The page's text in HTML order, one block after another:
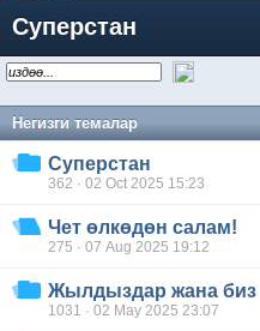
Суперстан
Негизги темалар
Суперстан
362 · 02 Oct 2025 15:23
Чет өлкөдөн салам!
275 · 07 Aug 2025 19:12
Жылдыздар жана биз
1031 · 02 May 2025 23:07